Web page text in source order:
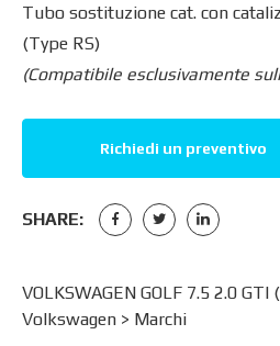
Tubo sostituzione cat. con
(Type RS)
(Compatibile esclusivamente
Richiedi un preventivo
SHARE:
VOLKSWAGEN GOLF 7.5 2.0
Volkswagen> Marchi